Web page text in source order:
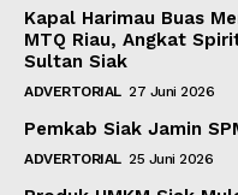
Kapal Harimau Buas
MTQ Riau, Angkat
Sultan Siak
ADVERTORIAL 27 Juni 2026
Pemkab Siak Jamin
ADVERTORIAL 25 Juni 2026